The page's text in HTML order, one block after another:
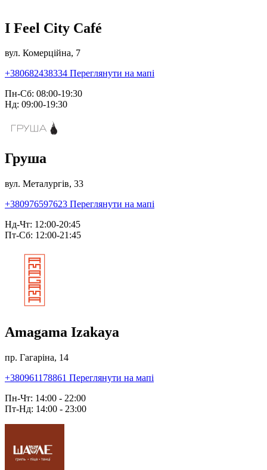
I Feel City Café
вул. Комерційна, 7
+380682438334 Переглянути на мапі
Пн-Сб: 08:00-19:30
Нд: 09:00-19:30
Груша
вул. Металургів, 33
+380976597623 Переглянути на мапі
Нд-Чт: 12:00-20:45
Пт-Сб: 12:00-21:45
Amagama Izakaya
пр. Гагаріна, 14
+380961178861 Переглянути на мапі
Пн-Чт: 14:00 - 22:00
Пт-Нд: 14:00 - 23:00